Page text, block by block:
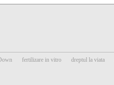
fertilizare in vitro dreptul la viata